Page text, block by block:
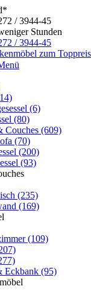
/ 3944-45
Stunden
/ 3944-45
(6)
(80)
Couches (609)
(70)
(200)
(93)
(235)
(169)
(109)
Eckbank (95)